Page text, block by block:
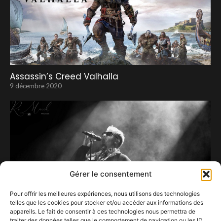
Gérer le consentement
Pour offrir les meilleures expériences, nous utilisons des technologies
telles que les cookies pour stocker et/ou accéder aux informations des
appareils. Le fait de consentir à ces technologies nous permettra de
Assassin’s Creed Valhalla
9 décembre 2020